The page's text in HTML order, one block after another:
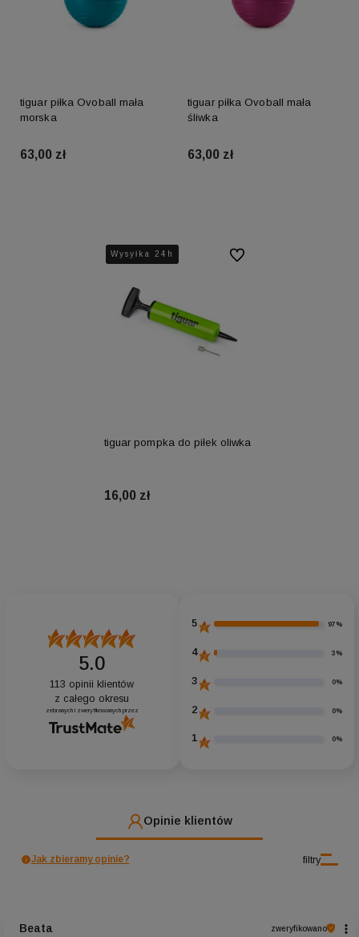
tiguar piłka Ovoball mała
morska
63,00 zł
tiguar piłka Ovoball mała
śliwka
63,00 zł
Wysyłka 24h
Wysyłka 24h
Wysyłka 24h
tiguar pompka do piłek oliwka
16,00 zł
Do ulubionych
5.0
113 opinii klientów
z całego okresu
zebranych i zweryfikowanych przez
5 97%
4 3%
3 0%
2 0%
1 0%
Opinie klientów
filtry
Jak zbieramy opinie?
Beata zweryfikowano